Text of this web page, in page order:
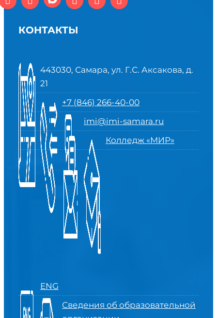
КОНТАКТЫ
443030, Самара, ул. Г.С. Аксакова, д.
21
+7 (846) 266-40-00
imi@imi-samara.ru
Колледж «МИР»
ENG
Сведения об образовательной